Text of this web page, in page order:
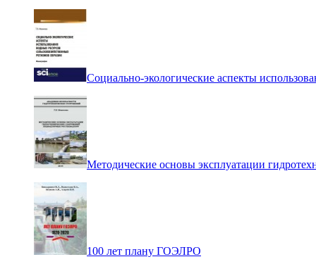
Социально-экологические аспекты
Методические основы эксплуатации
100 лет плану ГОЭЛРО